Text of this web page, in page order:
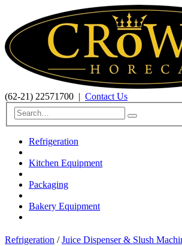
(62-21) 22571700 | Contact Us
Refrigeration
Kitchen Equipment
Packaging
Bakery Equipment
Refrigeration /Juice Dispenser & Slush